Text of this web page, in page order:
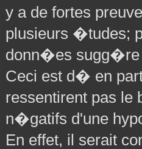
y a de fortes
plusieurs �tudes;
donn�es
Ceci est d� en
ressentirent pas le
n�gatifs d'une
En effet, il serait